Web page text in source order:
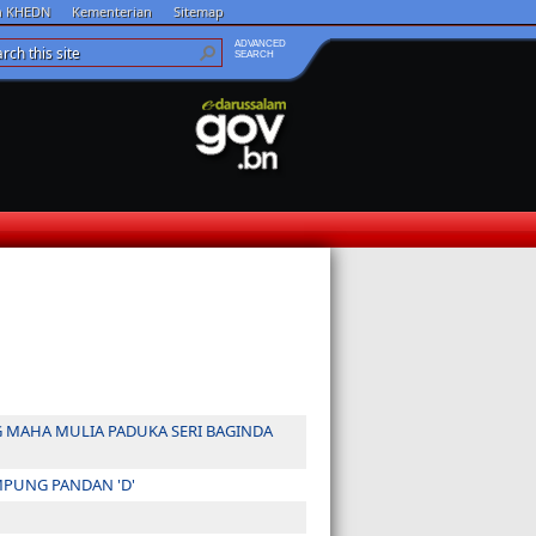
KHEDN Kementerian Sitemap
ADVANCED
SEARCH
MAHA MULIA PADUKA SERI BAGINDA
PANDAN 'D'